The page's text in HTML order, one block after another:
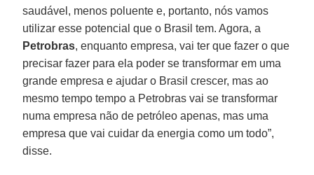
saudável, menos poluente e, portanto, nós vamos
utilizar esse potencial que o Brasil tem. Agora, a
Petrobras, enquanto empresa, vai ter que fazer o que
precisar fazer para ela poder se transformar em uma
grande empresa e ajudar o Brasil crescer, mas ao
mesmo tempo tempo a Petrobras vai se transformar
numa empresa não de petróleo apenas, mas uma
empresa que vai cuidar da energia como um todo”,
disse.